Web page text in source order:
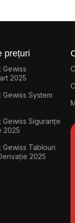
prețuri
Gewiss
2025
Gewiss System
Gewiss Siguranțe
2025
Gewiss Tablouri
2025